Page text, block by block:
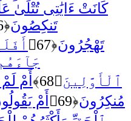
كَانَتْ ءَايَٰتِى تُتْلَىٰ
تَنكِصُونَ﴿66﴾
تَهْجُرُونَ﴿67﴾
ٱلْأَوَّلِينَ﴿68﴾
أَمْ
مُنكِرُونَ﴿69﴾
أَمْ